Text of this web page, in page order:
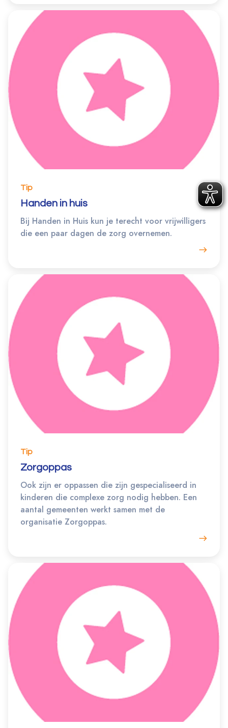
Tip
Handen in huis
Bij Handen in Huis kun je terecht voor vrijwilligers
die een paar dagen de zorg overnemen.
Tip
Zorgoppas
Ook zijn er oppassen die zijn gespecialiseerd in
kinderen die complexe zorg nodig hebben. Een
aantal gemeenten werkt samen met de
organisatie Zorgoppas.